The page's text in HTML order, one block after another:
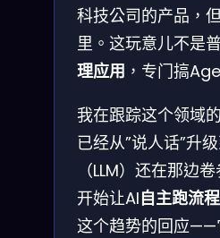
科技公司的产品，
里。这玩意儿不是
理应用 ，专门搞
我在跟踪这个领域
已经从”说人话”升
（LLM）还在那边
开始让AI自主跑流程
这个趋势的回应——